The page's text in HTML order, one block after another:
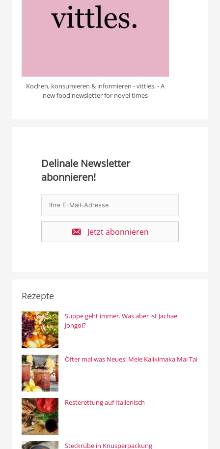
Kochen, konsumieren & informieren - vittles. - A
new food newsletter for novel times
Delinale Newsletter
abonnieren!
Jetzt abonnieren
Rezepte
Suppe geht immer. Was aber ist Jachae
Jongol?
Öfter mal was Neues: Mele Kalikimaka Mai Tai
Resterettung auf Italienisch
Steckrübe in Knusperpackung